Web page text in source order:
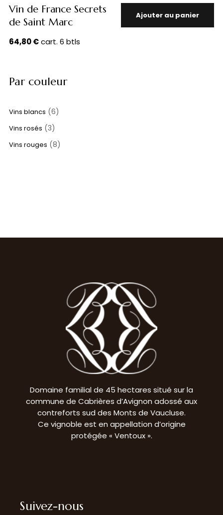
Vin de France Secrets
de Saint Marc
64,80€cart. 6 btls
Ajouter au panier
Par couleur
Vins blancs (6)
Vins rosés (3)
Vins rouges (8)
Domaine familial de 45 hectares situé sur la
commune de Cabrières d’Avignon adossé aux
contreforts sud des Monts de Vaucluse.
Ce vignoble est en appellation d’origine
protégée « Ventoux ».
Suivez-nous